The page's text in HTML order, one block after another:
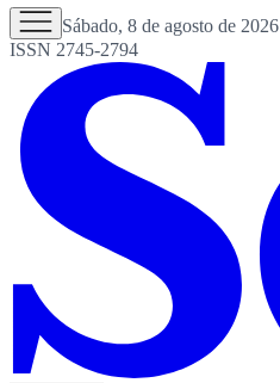
Sábado, 8 de agosto de 2026
ISSN 2745-2794